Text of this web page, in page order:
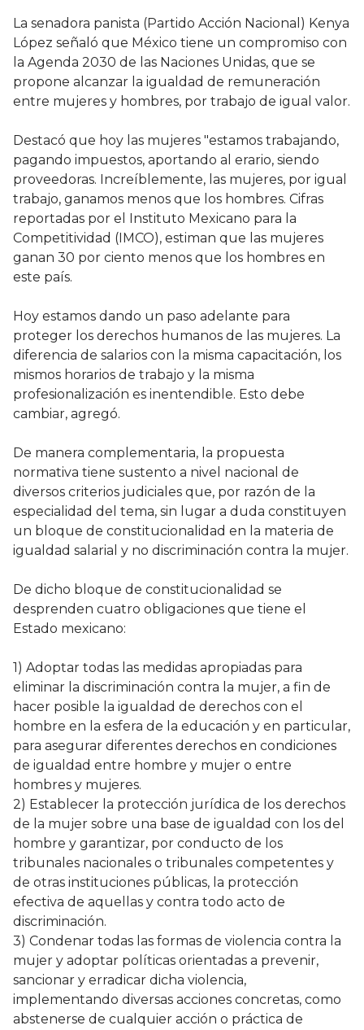
La senadora panista (Partido Acción Nacional) Kenya
López señaló que México tiene un compromiso con
la Agenda 2030 de las Naciones Unidas, que se
propone alcanzar la igualdad de remuneración
entre mujeres y hombres, por trabajo de igual valor.
Destacó que hoy las mujeres "estamos trabajando,
pagando impuestos, aportando al erario, siendo
proveedoras. Increíblemente, las mujeres, por igual
trabajo, ganamos menos que los hombres. Cifras
reportadas por el Instituto Mexicano para la
Competitividad (IMCO), estiman que las mujeres
ganan 30 por ciento menos que los hombres en
este país.
Hoy estamos dando un paso adelante para
proteger los derechos humanos de las mujeres. La
diferencia de salarios con la misma capacitación, los
mismos horarios de trabajo y la misma
profesionalización es inentendible. Esto debe
cambiar, agregó.
De manera complementaria, la propuesta
normativa tiene sustento a nivel nacional de
diversos criterios judiciales que, por razón de la
especialidad del tema, sin lugar a duda constituyen
un bloque de constitucionalidad en la materia de
igualdad salarial y no discriminación contra la mujer.
De dicho bloque de constitucionalidad se
desprenden cuatro obligaciones que tiene el
Estado mexicano:
1) Adoptar todas las medidas apropiadas para
eliminar la discriminación contra la mujer, a fin de
hacer posible la igualdad de derechos con el
hombre en la esfera de la educación y en particular,
para asegurar diferentes derechos en condiciones
de igualdad entre hombre y mujer o entre
hombres y mujeres.
2) Establecer la protección jurídica de los derechos
de la mujer sobre una base de igualdad con los del
hombre y garantizar, por conducto de los
tribunales nacionales o tribunales competentes y
de otras instituciones públicas, la protección
efectiva de aquellas y contra todo acto de
discriminación.
3) Condenar todas las formas de violencia contra la
mujer y adoptar políticas orientadas a prevenir,
sancionar y erradicar dicha violencia,
implementando diversas acciones concretas, como
abstenerse de cualquier acción o práctica de